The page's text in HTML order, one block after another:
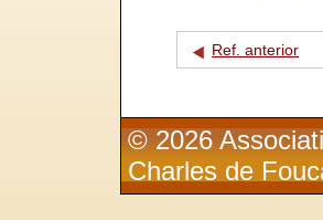
Ref. anterior
© 2026
Charles de